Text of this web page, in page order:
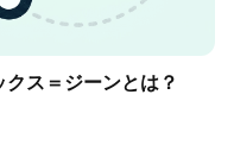
ス＝ジーンとは？